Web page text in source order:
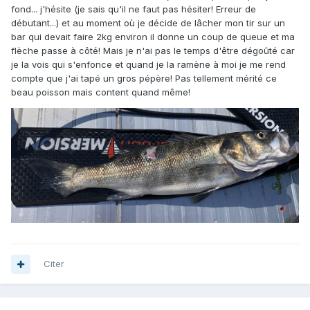
fond... j'hésite (je sais qu'il ne faut pas hésiter! Erreur de
débutant...) et au moment où je décide de lâcher mon tir sur un
bar qui devait faire 2kg environ il donne un coup de queue et ma
flèche passe à côté! Mais je n'ai pas le temps d'être dégoûté car
je la vois qui s'enfonce et quand je la ramène à moi je me rend
compte que j'ai tapé un gros pépère! Pas tellement mérité ce
beau poisson mais content quand même!
Citer